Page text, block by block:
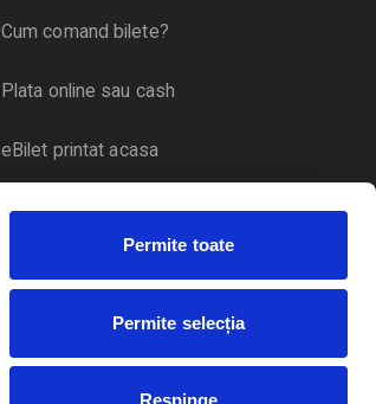
Permite toate
Permite selecția
Respinge
Cum comand bilete?
Plata online sau cash
eBilet printat acasa
Livrare prin curier
Duplicare bilete